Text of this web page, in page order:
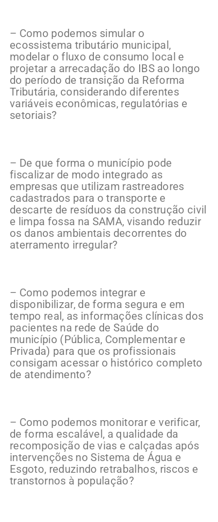
– Como podemos simular o
ecossistema tributário municipal,
modelar o fluxo de consumo local e
projetar a arrecadação do IBS ao longo
do período de transição da Reforma
Tributária, considerando diferentes
variáveis econômicas, regulatórias e
setoriais?
– De que forma o município pode
fiscalizar de modo integrado as
empresas que utilizam rastreadores
cadastrados para o transporte e
descarte de resíduos da construção civil
e limpa fossa na SAMA, visando reduzir
os danos ambientais decorrentes do
aterramento irregular?
– Como podemos integrar e
disponibilizar, de forma segura e em
tempo real, as informações clínicas dos
pacientes na rede de Saúde do
município (Pública, Complementar e
Privada) para que os profissionais
consigam acessar o histórico completo
de atendimento?
– Como podemos monitorar e verificar,
de forma escalável, a qualidade da
recomposição de vias e calçadas após
intervenções no Sistema de Água e
Esgoto, reduzindo retrabalhos, riscos e
transtornos à população?